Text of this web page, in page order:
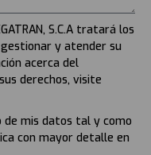
S.C.A tratará los
y atender su
acerca del
derechos, visite
mis datos tal y como
con mayor detalle en